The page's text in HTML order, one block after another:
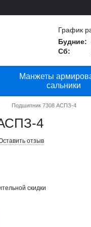
График
Будние:
Сб:
Манжеты
сальники
Подшипник 7308 АСПЗ-4
4
отзыв
скидки